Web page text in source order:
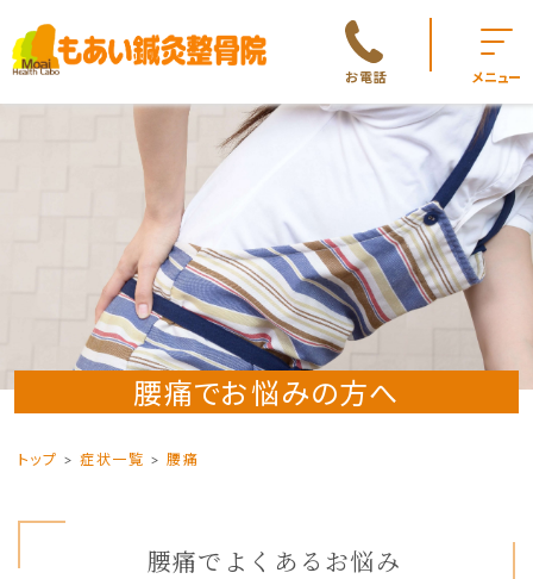
お電話 メニュー
腰痛でお悩みの方へ
トップ 症状一覧 腰痛
腰痛でよくあるお悩み